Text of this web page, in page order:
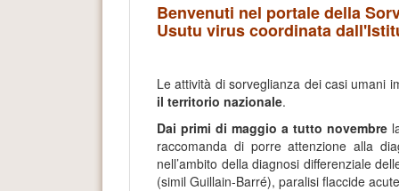
Benvenuti nel portale della
Usutu virus coordinata
Le attività di sorveglianza dei casi umani
il territorio nazionale.
Dai primi di maggio a tutto novembre
raccomanda di porre attenzione alla
nell’ambito della diagnosi differenziale
(simil Guillain-Barré), paralisi flaccide